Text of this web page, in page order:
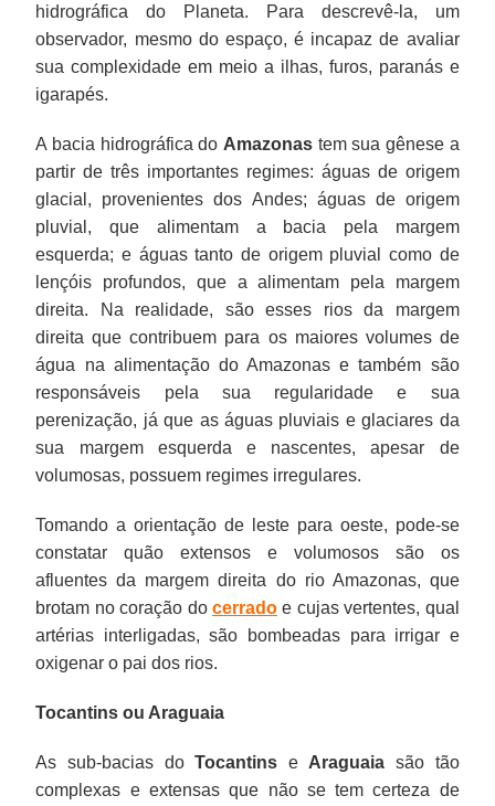
hidrográfica do Planeta. Para descrevê-la, um
observador, mesmo do espaço, é incapaz de avaliar
sua complexidade em meio a ilhas, furos, paranás e
igarapés.
A bacia hidrográfica do Amazonas tem sua gênese a
partir de três importantes regimes: águas de origem
glacial, provenientes dos Andes; águas de origem
pluvial, que alimentam a bacia pela margem
esquerda; e águas tanto de origem pluvial como de
lençóis profundos, que a alimentam pela margem
direita. Na realidade, são esses rios da margem
direita que contribuem para os maiores volumes de
água na alimentação do Amazonas e também são
responsáveis pela sua regularidade e sua
perenização, já que as águas pluviais e glaciares da
sua margem esquerda e nascentes, apesar de
volumosas, possuem regimes irregulares.
Tomando a orientação de leste para oeste, pode-se
constatar quão extensos e volumosos são os
afluentes da margem direita do rio Amazonas, que
brotam no coração do cerrado e cujas vertentes, qual
artérias interligadas, são bombeadas para irrigar e
oxigenar o pai dos rios.
Tocantins ou Araguaia
As sub-bacias doTocantins e Araguaia são tão
complexas e extensas que não se tem certeza de